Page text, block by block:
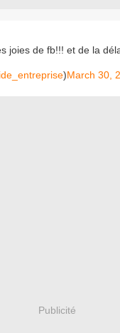
joies de fb!!! et de la
)March 30,
Publicité